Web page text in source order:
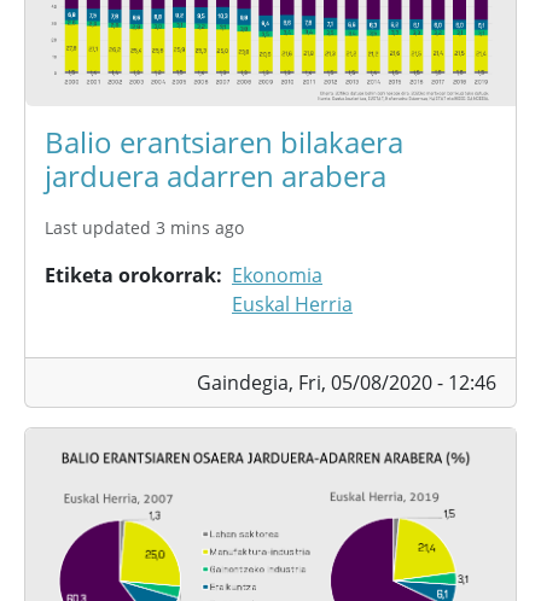
Balio erantsiaren bilakaera
jarduera adarren arabera
Last updated 3 mins ago
Etiketa orokorrak
Ekonomia
Euskal Herria
Gaindegia, Fri, 05/08/2020 - 12:46